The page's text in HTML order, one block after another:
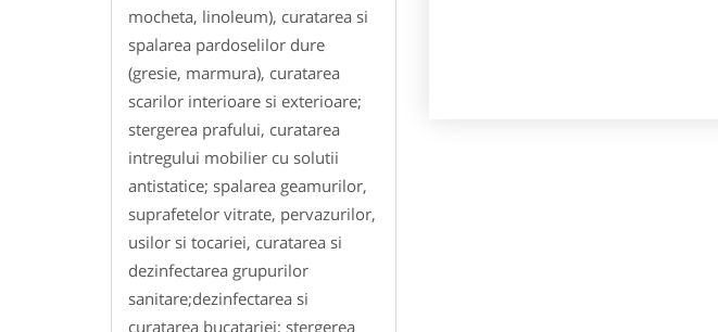
mocheta, linoleum), curatarea si
spalarea pardoselilor dure
(gresie, marmura), curatarea
scarilor interioare si exterioare;
stergerea prafului, curatarea
intregului mobilier cu solutii
antistatice; spalarea geamurilor,
suprafetelor vitrate, pervazurilor,
usilor si tocariei, curatarea si
dezinfectarea grupurilor
sanitare;dezinfectarea si
curatarea bucatariei; stergerea